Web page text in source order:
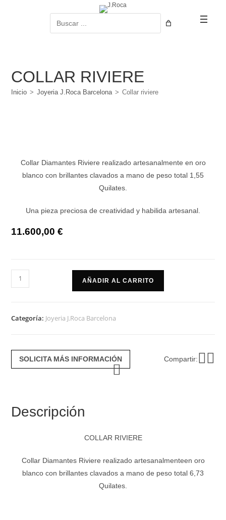
COLLAR RIVIERE
Inicio > Joyeria J.Roca Barcelona > Collar riviere
Collar Diamantes Riviere realizado artesanalmente en oro
blanco con brillantes clavados a mano de peso total 1,55
Quilates.
Una pieza preciosa de creatividad y habilida artesanal.
11.600,00€
Collar
riviere
AÑADIR AL CARRITO
Categoría: Joyeria J.Roca Barcelona
SOLICITA MÁS INFORMACIÓN Compartir:
Descripción
COLLAR RIVIERE
Collar Diamantes Riviere realizado artesanalmenteen oro
blanco con brillantes clavados a mano de peso total 6,73
Quilates.